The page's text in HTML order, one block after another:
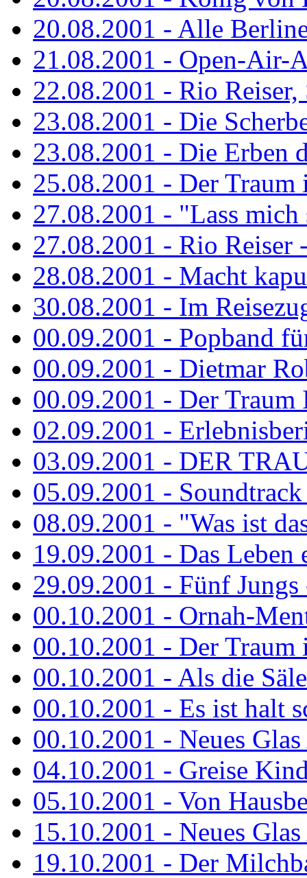
20.08.2001 - Alle
21.08.2001 - Open-Air-
22.08.2001 - Rio
23.08.2001 - Die
23.08.2001 - Die Erben
25.08.2001 - Der Traum
27.08.2001 - "Lass
27.08.2001 - Rio Reiser
28.08.2001 - Macht
30.08.2001 - Im
00.09.2001 - Popband
00.09.2001 - Dietmar
00.09.2001 - Der Traum
02.09.2001 -
03.09.2001 - DER
05.09.2001 -
08.09.2001 - "Was ist
19.09.2001 - Das Leben
29.09.2001 - Fünf
00.10.2001 - Ornah-
00.10.2001 - Der Traum
00.10.2001 - Als die
00.10.2001 - Es ist halt
00.10.2001 - Neues
04.10.2001 - Greise
05.10.2001 - Von
15.10.2001 - Neues
19.10.2001 - Der